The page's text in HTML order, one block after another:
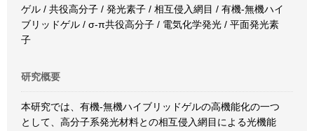
ゲル / 共役高分子 / 発光素子 / 相互侵入網目 / 有機-無機ハイ
ブリッドゲル / σ-π共役高分子 / 電気化学発光 / 平面発光素
子
研究概要
本研究では、有機-無機ハイブリッドゲルの高機能化の一つ
として、高分子系発光材料との相互侵入網目による光機能